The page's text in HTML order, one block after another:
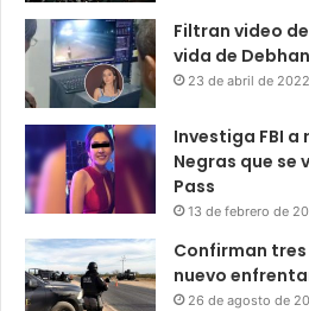
Filtran video
vida de
23 de abril de 2022
Investiga FBI a
Negras que se
Pass
13 de febrero de
Confirman
nuevo
26 de agosto de